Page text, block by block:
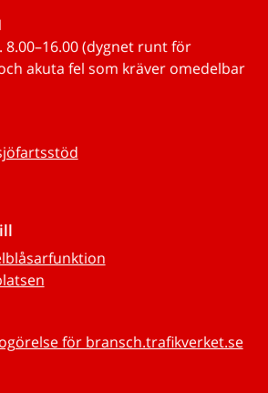
8.00–16.00 (dygnet runt för
akuta fel som kräver omedelbar
för bransch.trafikverket.se